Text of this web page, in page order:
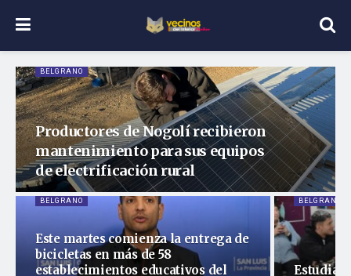
BELGRANO
Productores de Nogolí recibieron
mantenimiento para sus equipos
de electrificación rural
BELGRANO
Este martes comienza la entrega de
bicicletas en más de 58
establecimientos educativos del
BELGRANO